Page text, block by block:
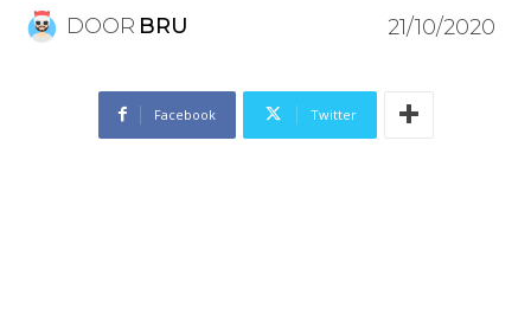
DOOR BRU 21/10/2020
Facebook Twitter